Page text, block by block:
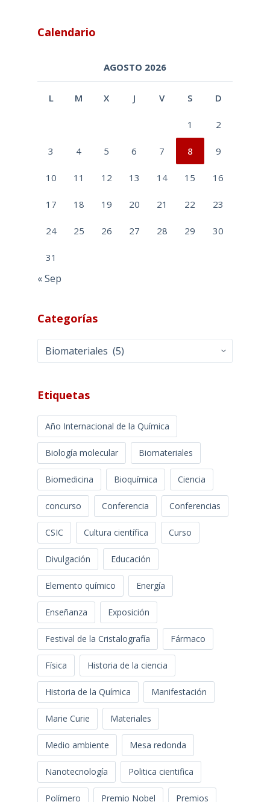
Calendario
AGOSTO 2026
L M X J V S D
1 2
3 4 5 6 7 8 9
10 11 12 13 14 15 16
17 18 19 20 21 22 23
24 25 26 27 28 29 30
31
« Sep
Categorías
Categorías
Etiquetas
Año Internacional de la Química
Biología molecular Biomateriales
Biomedicina Bioquímica Ciencia
concurso Conferencia Conferencias
CSIC Cultura científica Curso
Divulgación Educación
Elemento químico Energía
Enseñanza Exposición
Festival de la Cristalografía Fármaco
Física Historia de la ciencia
Historia de la Química Manifestación
Marie Curie Materiales
Medio ambiente Mesa redonda
Nanotecnología Politica cientifica
Polímero Premio Nobel Premios